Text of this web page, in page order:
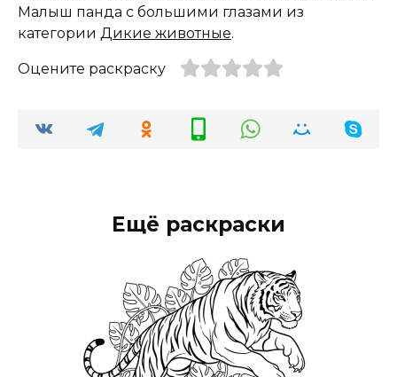
Малыш панда с большими глазами из
категории Дикие животные.
Оцените раскраску
Ещё раскраски